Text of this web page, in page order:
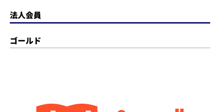
法人会員
ゴールド